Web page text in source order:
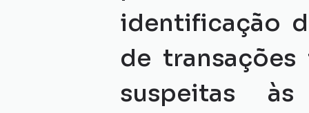
identificação
de
suspeitas